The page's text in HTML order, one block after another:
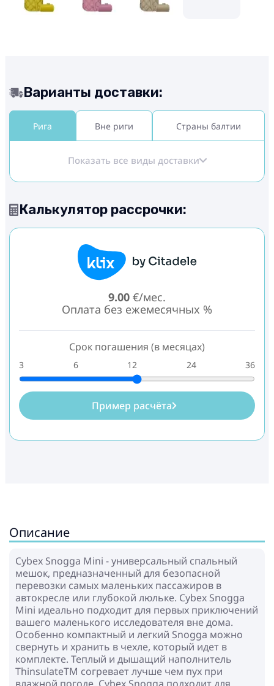
Варианты доставки:
Рига Вне риги Страны балтии
Показать все виды доставки
Калькулятор рассрочки:
9.00 €/мес.
Оплата без ежемесячных %
Срок погашения (в месяцах)
3 6 12 24 36
Пример расчёта
Описание
Cybex Snogga Mini - универсальный спальный
мешок, предназначенный для безопасной
перевозки самых маленьких пассажиров в
автокресле или глубокой люльке. Cybex Snogga
Mini идеально подходит для первых приключений
вашего маленького исследователя вне дома.
Особенно компактный и легкий Snogga можно
свернуть и хранить в чехле, который идет в
комплекте. Теплый и дышащий наполнитель
ThinsulateTM согревает лучше чем пух при